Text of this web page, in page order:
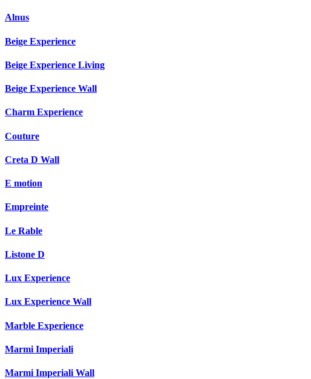
Alnus
Beige Experience
Beige Experience Living
Beige Experience Wall
Charm Experience
Couture
Creta D Wall
E motion
Empreinte
Le Rable
Listone D
Lux Experience
Lux Experience Wall
Marble Experience
Marmi Imperiali
Marmi Imperiali Wall